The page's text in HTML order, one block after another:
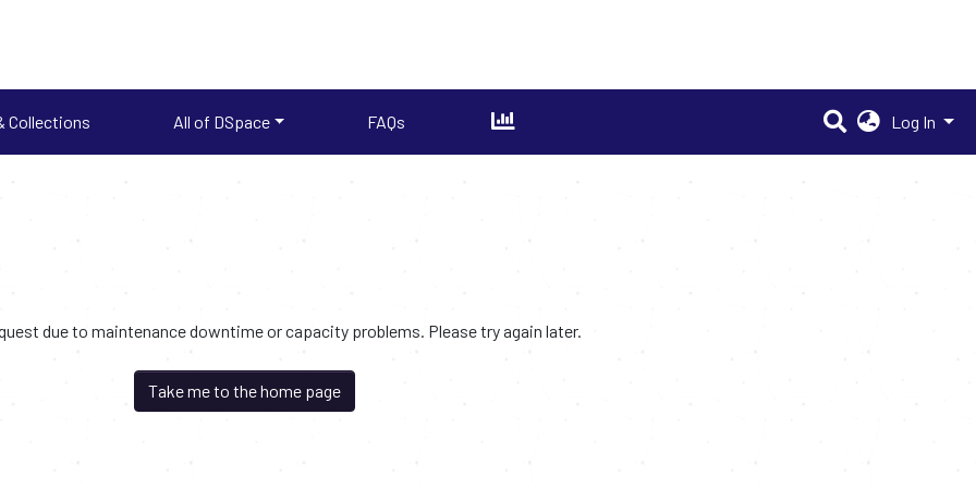
Collections All of DSpace FAQs Log In
due to maintenance downtime or capacity problems. Please try again later.
Take me to the home page